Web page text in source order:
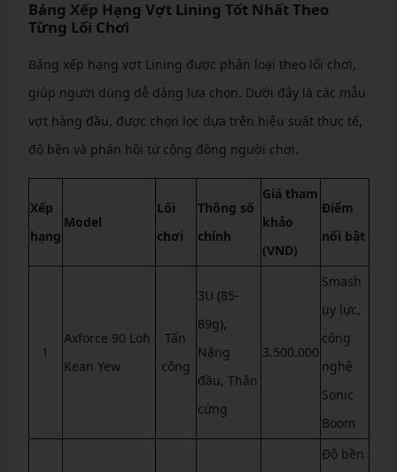
Bảng Xếp Hạng Vợt Lining Tốt Nhất Theo
Từng Lối Chơi
Bảng xếp hạng vợt Lining được phân loại theo lối chơi,
giúp người dùng dễ dàng lựa chọn. Dưới đây là các mẫu
vợt hàng đầu, được chọn lọc dựa trên hiệu suất thực tế,
độ bền và phản hồi từ cộng đồng người chơi.
Xếp
hạng
Model
Lối
chơi
Thông số
chính
Giá tham
khảo
(VND)
Điểm
nổi bật
1
Axforce 90 Loh
Kean Yew
Tấn
công
3U (85-
89g),
Nặng
đầu, Thân
cứng
3.500.000
Smash
uy lực,
công
nghệ
Sonic
Boom
Độ bền